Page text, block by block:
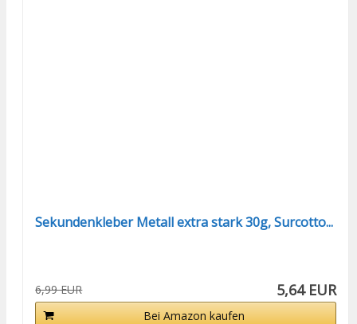
Sekundenkleber Metall extra stark 30g, Surcotto...
6,99 EUR 5,64 EUR
Bei Amazon kaufen